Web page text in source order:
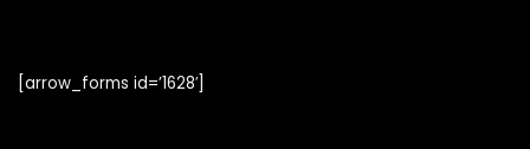
[arrow_forms id=’1628′]